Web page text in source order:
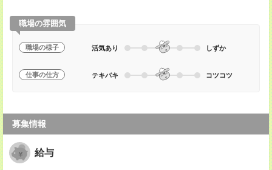
職場の雰囲気
職場の様子 活気あり しずか
仕事の仕方 テキパキ コツコツ
募集情報
給与